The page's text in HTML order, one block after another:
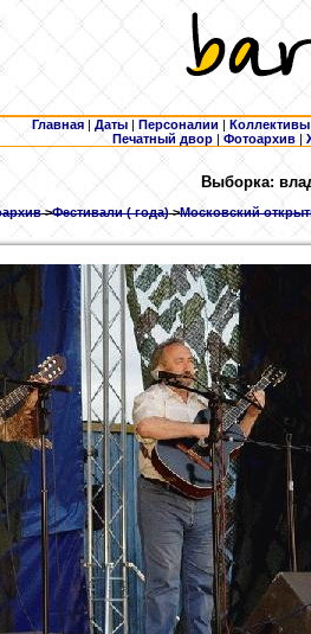
Главная | Даты | Персоналии | Коллективы
Печатный двор |Фотоархив |
Выборка:
>Фестивали ( года)>Московский